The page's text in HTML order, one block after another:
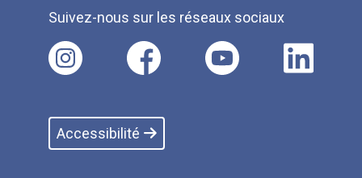
Suivez-nous sur les réseaux sociaux
Accessibilité